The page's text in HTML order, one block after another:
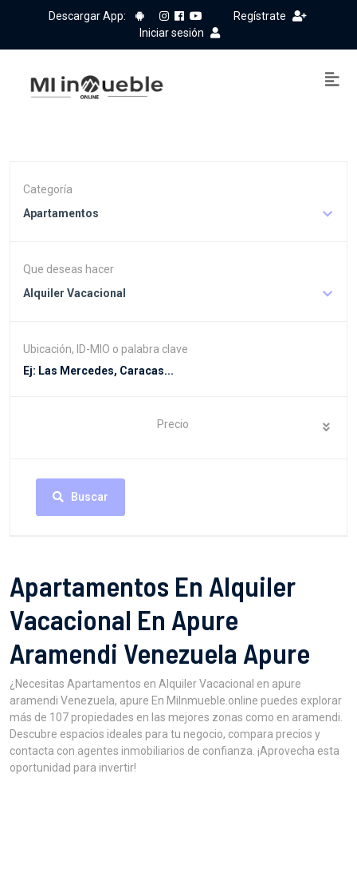
Descargar App:
Regístrate
Iniciar sesión
Categoría
Apartamentos
Que deseas hacer
Alquiler Vacacional
Ubicación, ID-MIO o palabra clave
Precio
Buscar
Apartamentos En Alquiler
Vacacional En Apure
Aramendi Venezuela Apure
¿Necesitas Apartamentos en Alquiler Vacacional en apure
aramendi Venezuela, apure En MiInmueble.online puedes explorar
más de 107 propiedades en las mejores zonas como en aramendi.
Descubre espacios ideales para tu negocio, compara precios y
contacta con agentes inmobiliarios de confianza. ¡Aprovecha esta
oportunidad para invertir!